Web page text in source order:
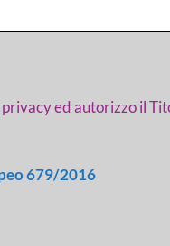
ed autorizzo il
679/2016